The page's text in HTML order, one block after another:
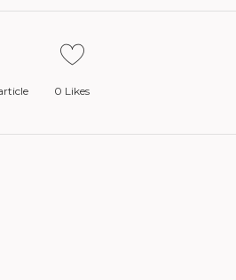
0 Likes